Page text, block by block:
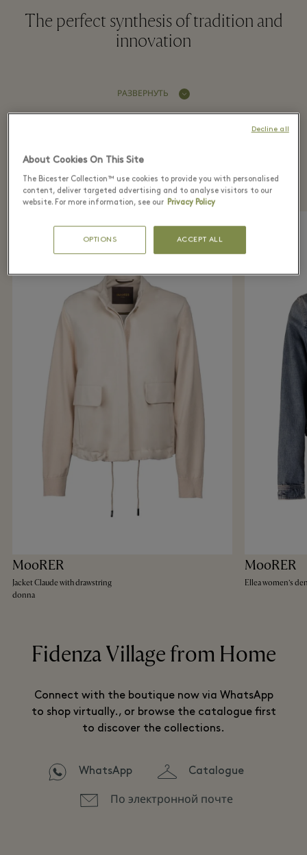
The perfect synthesis of tradition and
innovation
РАЗВЕРНУТЬ
Recently seen in the
boutique
MooRER
Jacket Claude with drawstring
donna
MooRER
Ellea women’s
Fidenza Village from Home
Connect with the boutique now via WhatsApp
to shop virtually., or browse the catalogue first
to discover the collections.
WhatsApp Catalogue
По электронной почте
About Cookies On This Site
The Bicester Collection™ use cookies to provide you with personalised
content, deliver targeted advertising and to analyse visitors to our
website. For more information, see our Privacy Policy
OPTIONS ACCEPT ALL
Decline all